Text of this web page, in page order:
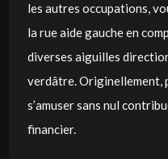
les autres occupations,
la rue aide gauche en
diverses aiguilles
verdâtre. Originellement,
s’amuser sans nul
financier.